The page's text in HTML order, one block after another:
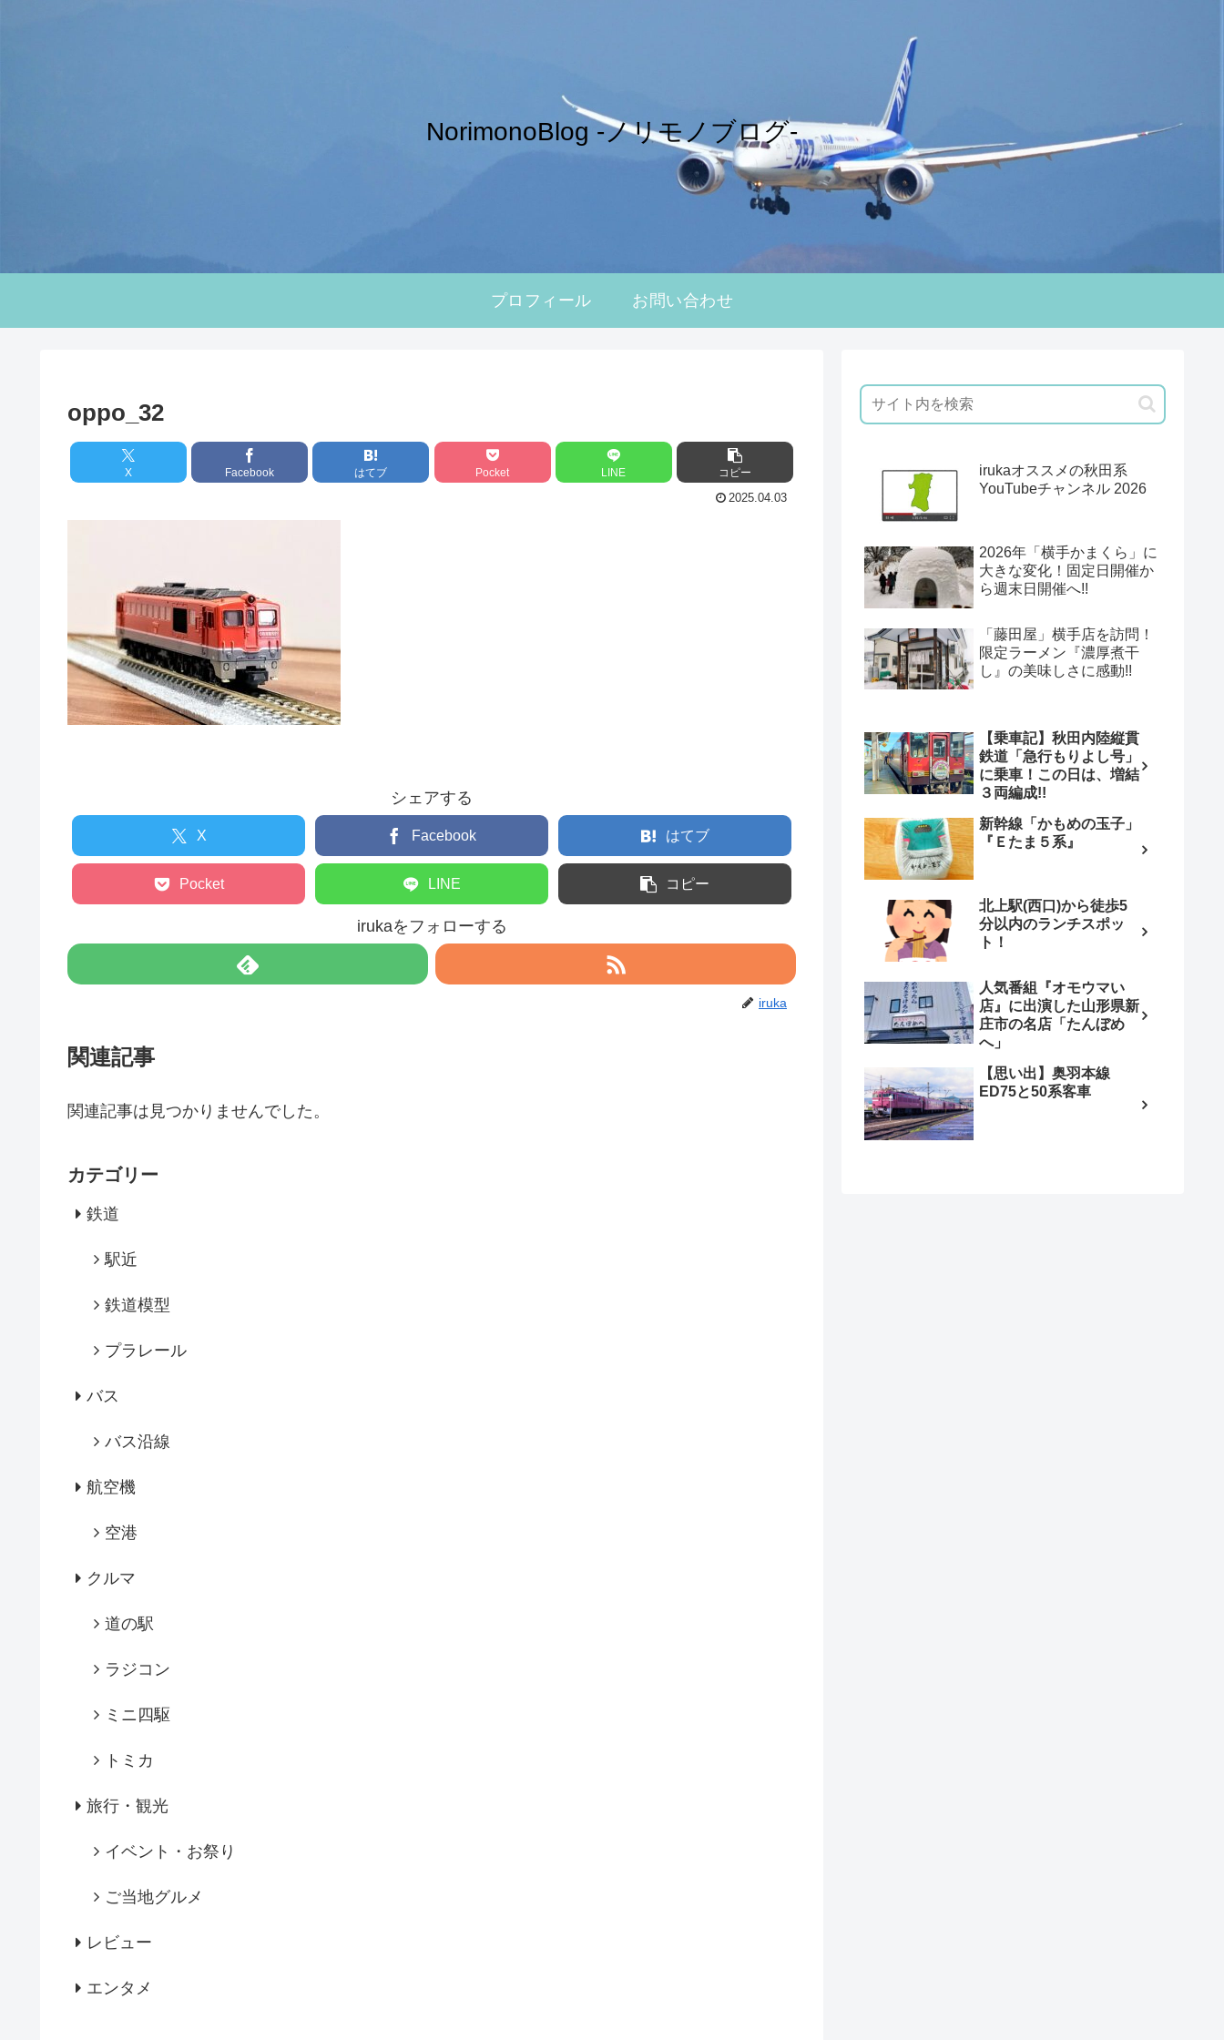
NorimonoBlog -ノリモノブログ-
プロフィール お問い合わせ
oppo_32
X Facebook はてブ Pocket LINE コピー
2025.04.03
シェアする
X Facebook はてブ
Pocket LINE コピー
irukaをフォローする
iruka
関連記事
関連記事は見つかりませんでした。
カテゴリー
鉄道
駅近
鉄道模型
プラレール
バス
バス沿線
航空機
空港
クルマ
道の駅
ラジコン
ミニ四駆
トミカ
旅行・観光
イベント・お祭り
ご当地グルメ
レビュー
エンタメ
irukaオススメの秋田系
YouTubeチャンネル 2026
2026年「横手かまくら」に
大きな変化！固定日開催か
ら週末日開催へ!!
「藤田屋」横手店を訪問！
限定ラーメン『濃厚煮干
し』の美味しさに感動!!
【乗車記】秋田内陸縦貫
鉄道「急行もりよし号」
に乗車！この日は、増結
３両編成!!
新幹線「かもめの玉子」
『Ｅたま５系』
北上駅(西口)から徒歩5
分以内のランチスポッ
ト！
人気番組『オモウマい
店』に出演した山形県新
庄市の名店「たんぼめ
へ」
【思い出】奥羽本線
ED75と50系客車